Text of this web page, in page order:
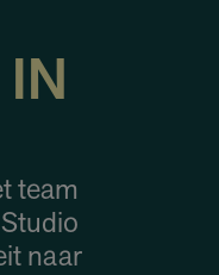
IN
team
naar